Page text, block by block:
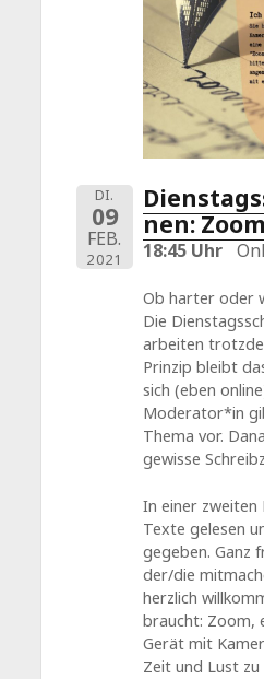
DI.
09
FEB.
2021
nen:
18:45 Uhr
Ob harter oder
Die
arbeiten
Prinzip bleibt
sich (eben
Moderator*in
Thema vor.
gewisse
In einer zweiten
Texte gelesen
gegeben. Ganz
der/die
herzlich
braucht: Zoom,
Gerät mit
Zeit und Lust zu